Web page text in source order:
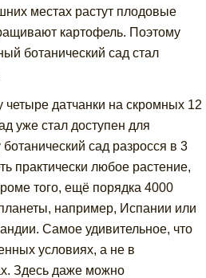
местах растут плодовые
картофель. Поэтому
ботанический сад стал
четыре датчанки на скромных 12
уже стал доступен для
сад разросся в 3
практически любое растение,
того, ещё порядка 4000
например, Испании или
Самое удивительное, что
условиях, а не в
Здесь даже можно